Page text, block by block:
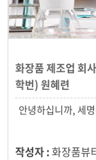
화장품 제조업 회
학번) 원혜련
작성자 :화장품뷰